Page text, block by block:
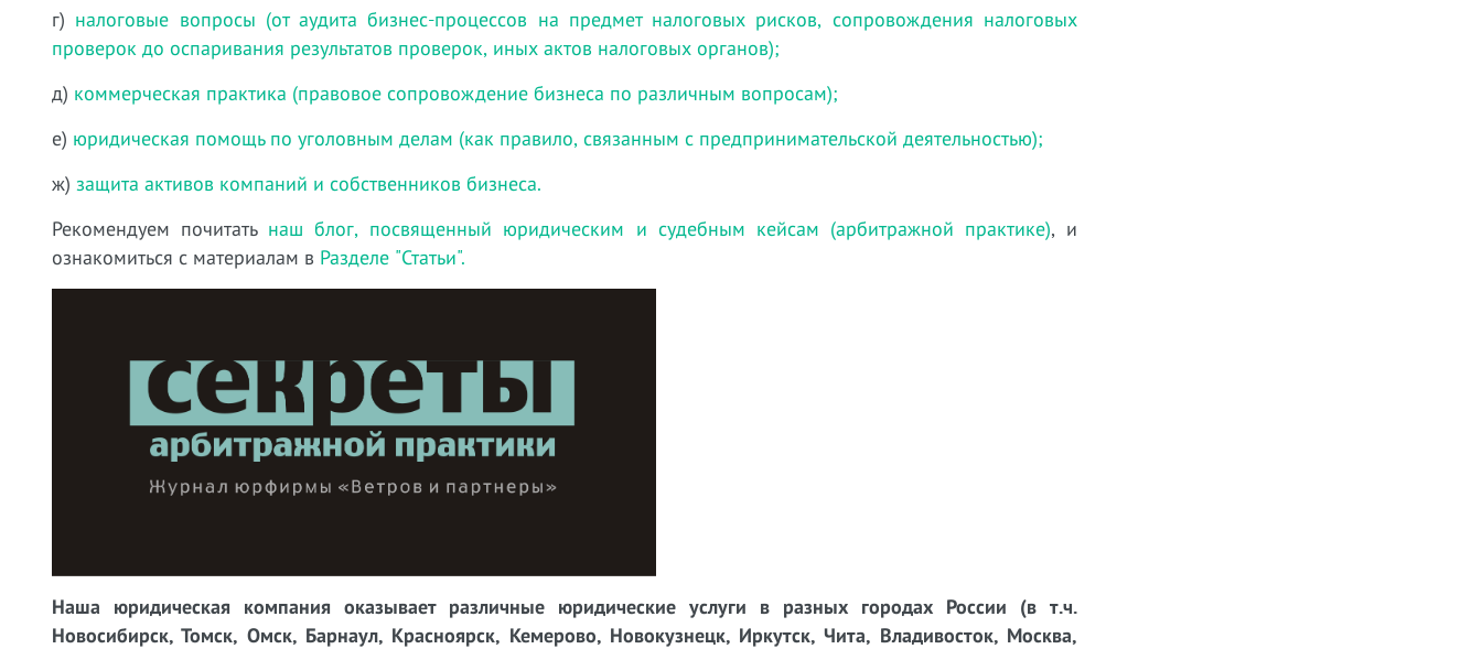
г) налоговые вопросы (от аудита бизнес-процессов на предмет налоговых рисков, сопровождения налоговых
проверок до оспаривания результатов проверок, иных актов налоговых органов);
д) коммерческая практика (правовое сопровождение бизнеса по различным вопросам);
е) юридическая помощь по уголовным делам (как правило, связанным с предпринимательской деятельностью);
ж) защита активов компаний и собственников бизнеса.
Рекомендуем почитать наш блог, посвященный юридическим и судебным кейсам (арбитражной практике), и
ознакомиться с материалам в Разделе "Статьи".
Наша юридическая компания оказывает различные юридические услуги в разных городах России (в т.ч.
Новосибирск, Томск, Омск, Барнаул, Красноярск, Кемерово, Новокузнецк, Иркутск, Чита, Владивосток, Москва,